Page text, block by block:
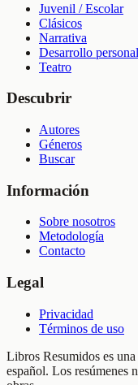
Juvenil / Escolar
Clásicos
Narrativa
Desarrollo personal
Teatro
Descubrir
Autores
Géneros
Buscar
Información
Sobre nosotros
Metodología
Contacto
Legal
Privacidad
Términos de uso
Libros Resumidos es
español. Los resúmenes